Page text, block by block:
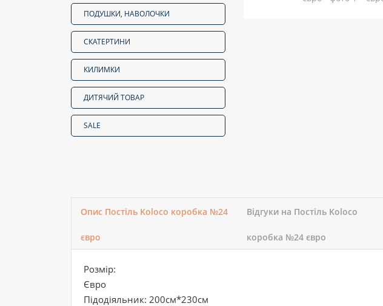
ПОДУШКИ, НАВОЛОЧКИ
СКАТЕРТИНИ
КИЛИМКИ
ДИТЯЧИЙ ТОВАР
SALE
Опис Постіль Koloco коробка №24
євро
Відгуки на Постіль Koloco
коробка №24 євро
Розмір:
Євро
Підодіяльник: 200см*230см